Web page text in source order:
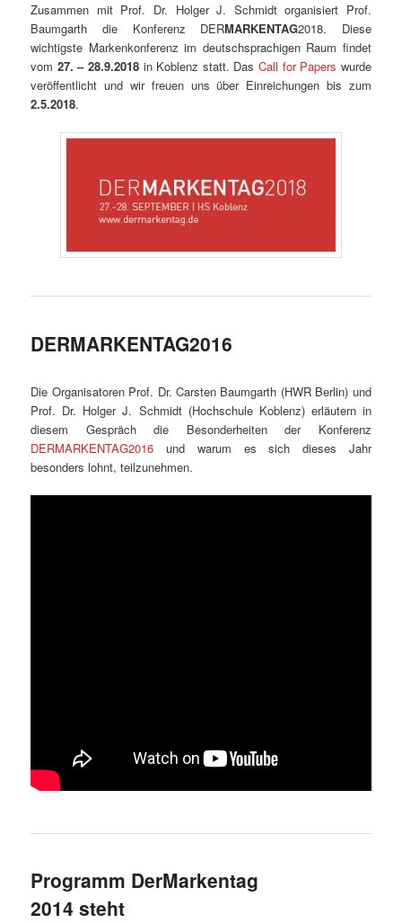
Zusammen mit Prof. Dr. Holger J. Schmidt organisiert Prof.
Baumgarth die Konferenz DERMARKENTAG2018. Diese
wichtigste Markenkonferenz im deutschsprachigen Raum findet
vom 27. – 28.9.2018in Koblenz statt. DasCall for Papers wurde
veröffentlicht und wir freuen uns über Einreichungen bis zum
2.5.2018.
DERMARKENTAG2016
Die Organisatoren Prof. Dr. Carsten Baumgarth (HWR Berlin) und
Prof. Dr. Holger J. Schmidt (Hochschule Koblenz) erläutern in
diesem Gespräch die Besonderheiten der Konferenz
DERMARKENTAG2016 und warum es sich dieses Jahr
besonders lohnt, teilzunehmen.
Programm DerMarkentag
2014 steht